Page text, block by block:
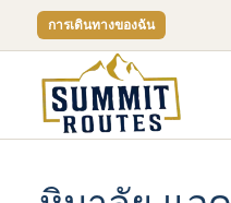
การเดินทางของฉัน